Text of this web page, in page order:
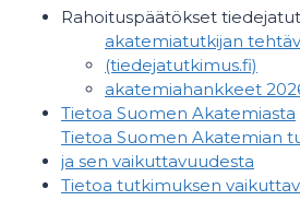
Rahoituspäätökset
akatemiatutkijan
(tiedejatutkimus.fi)
akatemiahankkeet
Tietoa Suomen Akatemiasta
Tietoa Suomen Akatemian
ja sen vaikuttavuudesta
Tietoa tutkimuksen